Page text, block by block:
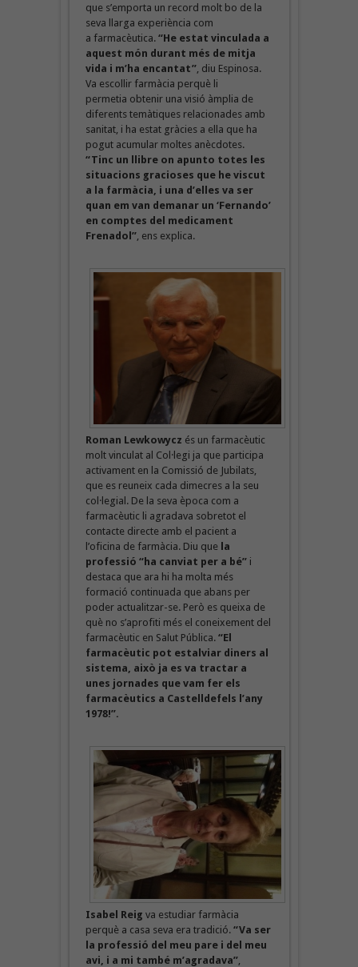
que s’emporta un record molt bo de la
seva llarga experiència com
a farmacèutica. “He estat vinculada a
aquest món durant més de mitja
vida i m’ha encantat”, diu Espinosa.
Va escollir farmàcia perquè li
permetia obtenir una visió àmplia de
diferents temàtiques relacionades amb
sanitat, i ha estat gràcies a ella que ha
pogut acumular moltes anècdotes.
“Tinc un llibre on apunto totes les
situacions gracioses que he viscut
a la farmàcia, i una d’elles va ser
quan em van demanar un ‘Fernando’
en comptes del medicament
Frenadol”, ens explica.
Roman Lewkowycz és un farmacèutic
molt vinculat al Col·legi ja que participa
activament en la Comissió de Jubilats,
que es reuneix cada dimecres a la seu
col·legial. De la seva època com a
farmacèutic li agradava sobretot el
contacte directe amb el pacient a
l’oficina de farmàcia. Diu que la
professió “ha canviat per a bé”i
destaca que ara hi ha molta més
formació continuada que abans per
poder actualitzar-se. Però es queixa de
què no s’aprofiti més el coneixement del
farmacèutic en Salut Pública. “El
farmacèutic pot estalviar diners al
sistema, això ja es va tractar a
unes jornades que vam fer els
farmacèutics a Castelldefels l’any
1978!”.
Isabel Reig va estudiar farmàcia
perquè a casa seva era tradició. “Va ser
la professió del meu pare i del meu
avi, i a mi també m’agradava”,